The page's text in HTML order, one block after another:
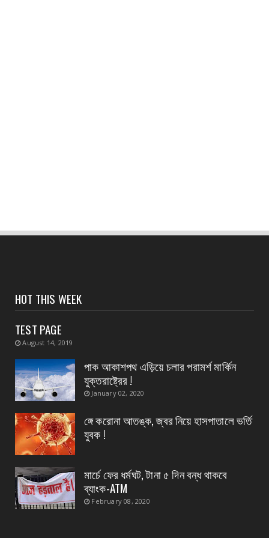
গ্রেফতার হলেন ভগবানপুর বিধানসভার প্রাক্তন তৃণমূল
আবাস যোজনা দ্বিতীয় পর্যায়ে টাকা ১০০ জনের হাতে চেক
তুলেদিল...
CONTACT
চকদ্বীপা গ্রাম পঞ্চায়েতে প্রধান উপপ্রধান নির্বাচন
HOT THIS WEEK
TEST PAGE
August 14, 2019
পাক আকাশপথ এড়িয়ে চলার পরামর্শ মার্কিন
যুক্তরাষ্ট্রের !
January 02, 2020
ঙ্গে করোনা আতঙ্ক, জ্বর নিয়ে হাসপাতালে ভর্তি
যুবক !
মার্চে ফের ধর্মঘট, টানা ৫ দিন বন্ধ থাকবে
ব্যাংক-ATM
February 08, 2020